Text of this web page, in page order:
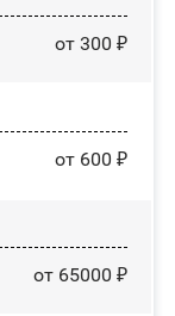
от 300 ₽
от 600 ₽
от 65000 ₽